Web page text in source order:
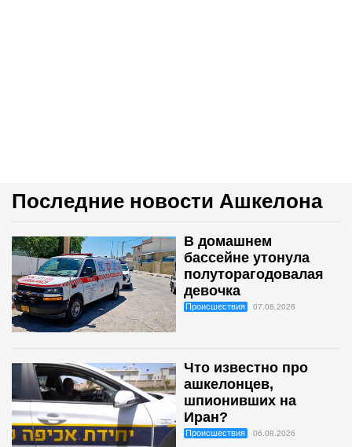
Последние новости Ашкелона
В домашнем
бассейне утонула
полуторагодовалая
девочка
Происшествия 07.08.2026
Что известно про
ашкелонцев,
шпионивших на
Иран?
Происшествия 06.08.2026